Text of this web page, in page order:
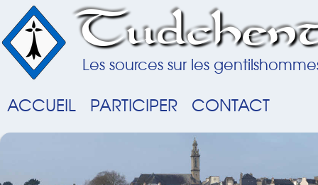
Les sources sur les
ACCUEIL PARTICIPER CONTACT